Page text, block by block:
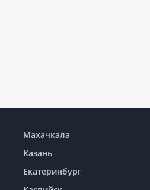
Махачкала
Казань
Екатеринбург